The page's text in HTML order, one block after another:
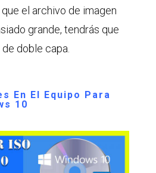
el archivo de imagen
grande, tendrás que
doble capa.
En El Equipo Para
10